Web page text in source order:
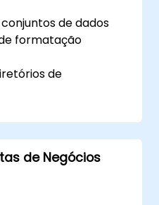
de dados
formatação
de
de impressão,
do OrgPlus.
complexos com
de Negócios